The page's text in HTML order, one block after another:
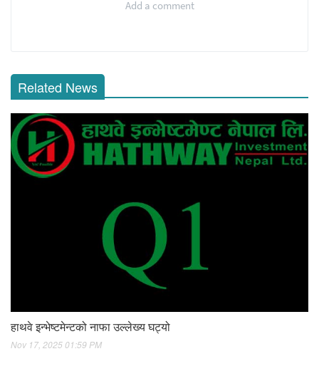
Add a comment
Related News
हाथवे इन्भेष्टमेन्टको नाफा उल्लेख्य घट्यो
Nov 17, 2025 01:59 PM